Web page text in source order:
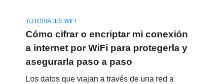
TUTORIALES WIFI
Cómo cifrar o encriptar mi conexión
a internet por WiFi para protegerla y
asegurarla paso a paso
Los datos que viajan a través de una red a